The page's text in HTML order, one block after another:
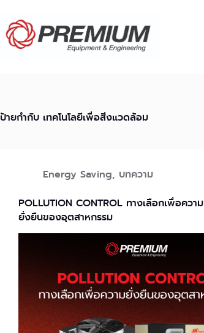
content
ป้ายกำกับ เทคโนโลยีเพื่อสิ่งแวดล้อม
Energy Saving, บทความ
POLLUTION CONTROL ทางเลือกเพื่อความ
ยั่งยืนของอุตสาหกรรม